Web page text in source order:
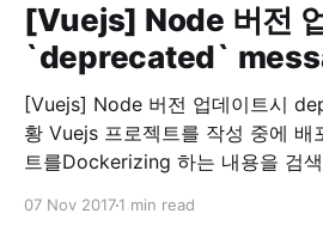
[Vuejs] Node 버전
`deprecated`
[Vuejs] Node 버전 업데이트시
황 Vuejs 프로젝트를 작성 중에 배포를 위해 node 프로젝
트를Dockerizing 하는 내용을 검
07 Nov 20171 min read